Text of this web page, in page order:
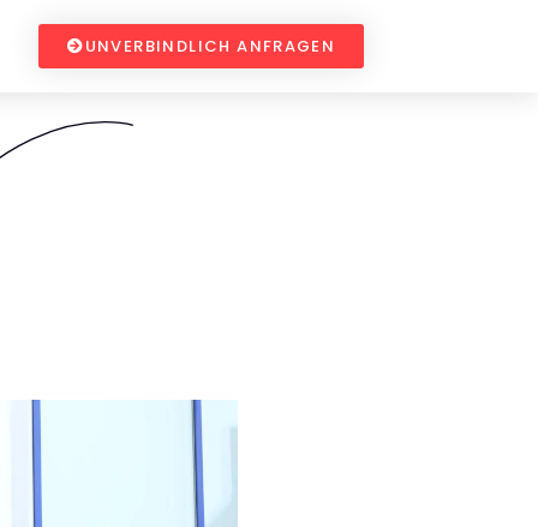
UNVERBINDLICH ANFRAGEN